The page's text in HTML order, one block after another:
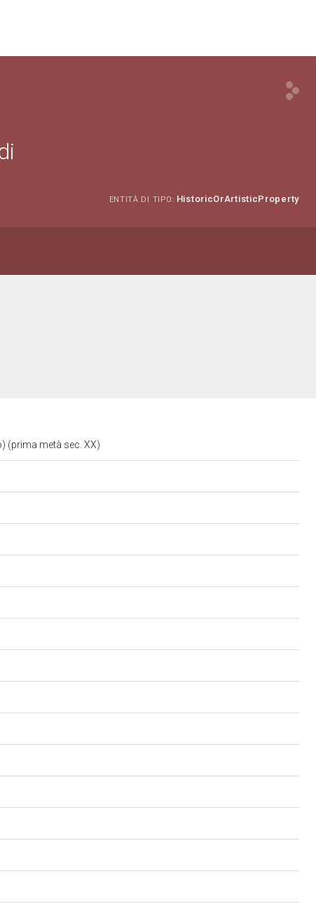
ENTITÀ DI TIPO: HistoricOrArtisticProperty
(prima metà sec. XX)